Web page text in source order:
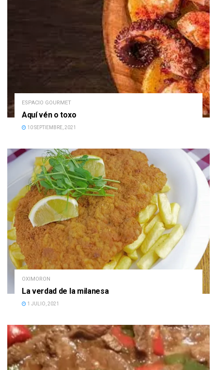
ESPACIO GOURMET
Aquí vén o toxo
10 SEPTIEMBRE, 2021
OXIMORON
La verdad de la milanesa
1 JULIO, 2021